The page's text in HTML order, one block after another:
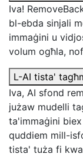
Iva!
bl-ebda sinjali
immaġini u
volum ogħla,
L-AI tista'
Iva, AI sfond
jużaw mudelli
ta'immaġini
quddiem mill-
tista' tuża fi